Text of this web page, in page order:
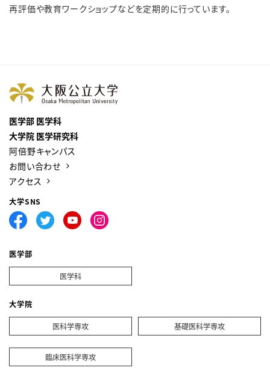
再評価や教育ワークショップなどを定期的に行っています。
医学部 医学科
大学院 医学研究科
阿倍野キャンパス
お問い合わせ
アクセス
大学SNS
医学部
医学科
大学院
医科学専攻 基礎医科学専攻
臨床医科学専攻